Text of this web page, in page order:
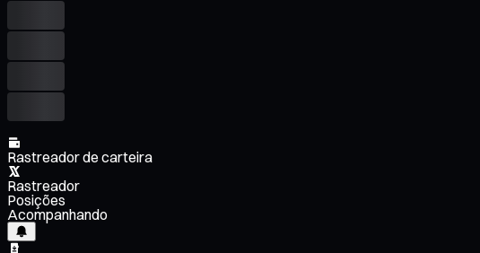
Rastreador de carteira
Rastreador
Posições
Acompanhando